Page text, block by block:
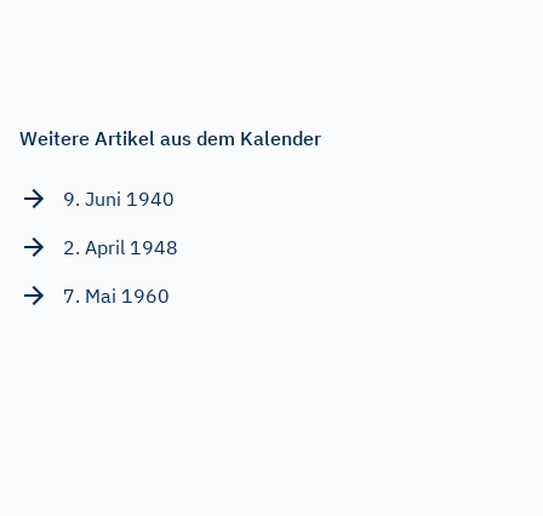
Weitere Artikel aus dem Kalender
9. Juni 1940
2. April 1948
7. Mai 1960